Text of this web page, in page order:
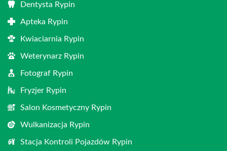
Dentysta Rypin
Apteka Rypin
Kwiaciarnia Rypin
Weterynarz Rypin
Fotograf Rypin
Fryzjer Rypin
Salon Kosmetyczny Rypin
Wulkanizacja Rypin
Stacja Kontroli Pojazdów Rypin